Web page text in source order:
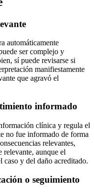
automáticamente
ser complejo y
sí puede revisarse si
manifiestamente
que agravó el
informado
clínica y regula el
no fue informado de forma
relevantes,
relevante, aunque el
caso y del daño acreditado.
o seguimiento